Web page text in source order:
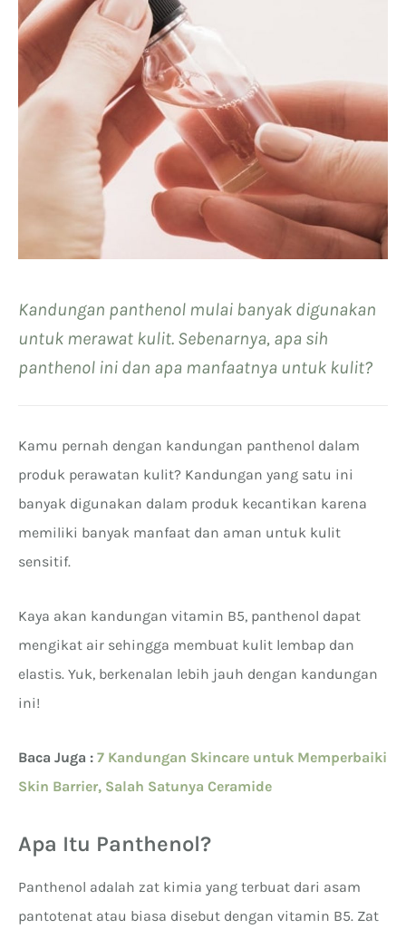
Kandungan panthenol mulai banyak digunakan
untuk merawat kulit. Sebenarnya, apa sih
panthenol ini dan apa manfaatnya untuk kulit?
Kamu pernah dengan kandungan panthenol dalam
produk perawatan kulit? Kandungan yang satu ini
banyak digunakan dalam produk kecantikan karena
memiliki banyak manfaat dan aman untuk kulit
sensitif.
Kaya akan kandungan vitamin B5, panthenol dapat
mengikat air sehingga membuat kulit lembap dan
elastis. Yuk, berkenalan lebih jauh dengan kandungan
ini!
Baca Juga : 7 Kandungan Skincare untuk Memperbaiki
Skin Barrier, Salah Satunya Ceramide
Apa Itu Panthenol?
Panthenol adalah zat kimia yang terbuat dari asam
pantotenat atau biasa disebut dengan vitamin B5. Zat